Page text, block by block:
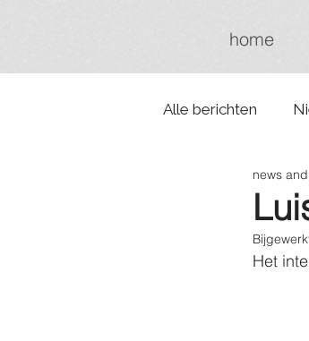
home
Alle berichten
news
Het